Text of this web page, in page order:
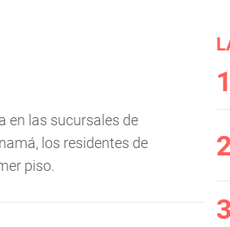
en las sucursales de
los residentes de
piso.